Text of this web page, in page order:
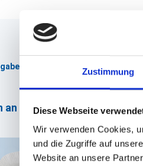
Zustimmung
Diese Webseite
Wir verwenden Cookies,
und die Zugriffe auf
Website an unsere
zur Informationspflichten
an folgenden Artikeln